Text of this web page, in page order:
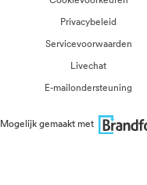
Privacybeleid
Servicevoorwaarden
Livechat
E-mailondersteuning
Mogelijk gemaakt met